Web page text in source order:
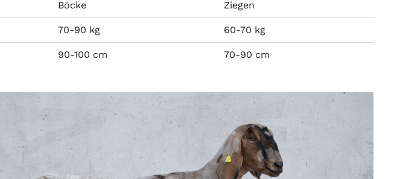
Böcke Ziegen
70-90 kg 60-70 kg
90-100 cm 70-90 cm